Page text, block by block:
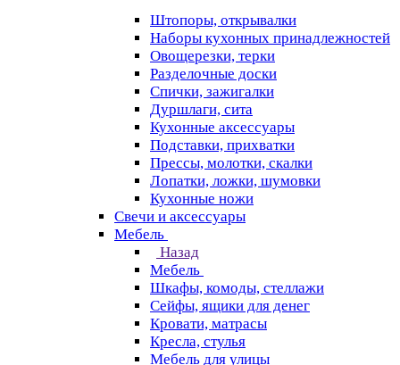
Штопоры, открывалки
Наборы кухонных принадлежностей
Овощерезки, терки
Разделочные доски
Спички, зажигалки
Дуршлаги, сита
Кухонные аксессуары
Подставки, прихватки
Прессы, молотки, скалки
Лопатки, ложки, шумовки
Кухонные ножи
Свечи и аксессуары
Мебель
Назад
Мебель
Шкафы, комоды, стеллажи
Сейфы, ящики для денег
Кровати, матрасы
Кресла, стулья
Мебель для улицы